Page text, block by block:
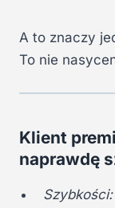
A to znaczy
To nie
Klient
naprawdę
Szybkości: